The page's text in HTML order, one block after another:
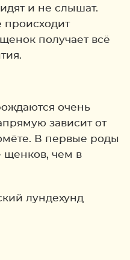
и не слышат.
происходит
получает всё
очень
зависит от
В первые роды
щенков, чем в